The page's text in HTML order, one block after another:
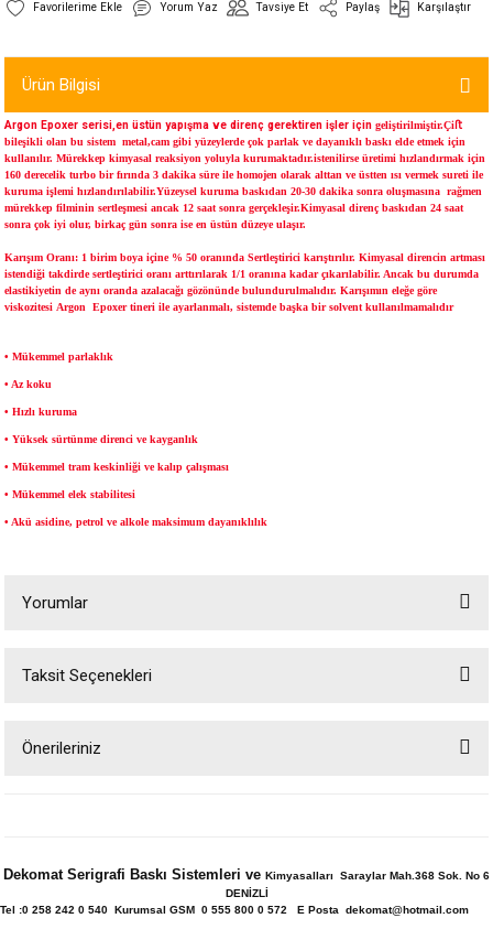
Yorum Yaz Tavsiye Et Paylaş Karşılaştır
Ürün Bilgisi
Argon Epoxer serisi,en üstün yapışma ve direnç gerektiren işler için geliştirilmiştir.Çiﬅ
bileşikli olan bu sistem metal,cam gibi yüzeylerde çok parlak ve dayanıklı baskı elde etmek için
kullanılır. Mürekkep kimyasal reaksiyon yoluyla kurumaktadır.istenilirse üretimi hızlandırmak için
160 derecelik turbo bir fırında 3 dakika süre ile homojen olarak alttan ve üstten ısı vermek sureti ile
kuruma işlemi hızlandırılabilir.Yüzeysel kuruma baskıdan 20-30 dakika sonra oluşmasına rağmen
mürekkep filminin sertleşmesi ancak 12 saat sonra gerçekleşir.Kimyasal direnç baskıdan 24 saat
sonra çok iyi olur, birkaç gün sonra ise en üstün düzeye ulaşır.
Karışım Oranı: 1 birim boya içine % 50 oranında Sertleştirici karıştırılır. Kimyasal direncin artması
istendiği takdirde sertleştirici oranı arttırılarak 1/1 oranına kadar çıkarılabilir. Ancak bu durumda
elastikiyetin de aynı oranda azalacağı gözönündebulundurulmalıdır. Karışımın eleğe göre
viskozitesi Argon
Epoxer tineri ile ayarlanmalı, sistemde başka birsolvent kullanılmamalıdır
• Mükemmel parlaklık
• Az koku
• Hızlı kuruma
• Yüksek sürtünme direnci ve kayganlık
• Mükemmel tram keskinliği ve kalıp çalışması
• Mükemmel elek stabilitesi
• Akü asidine, petrol ve alkole maksimum dayanıklılık
Yorumlar
Taksit Seçenekleri
Önerileriniz
Ürün resmi kalitesiz, bozuk veya görüntülenemiyor.
Dekomat Serigrafi Baskı Sistemleri ve Kimyasalları Saraylar Mah.368 Sok. No 6
DENİZLİ
Tel :0 258 242 0 540 Kurumsal GSM 0 555 800 0 572 E Posta dekomat@hotmail.com